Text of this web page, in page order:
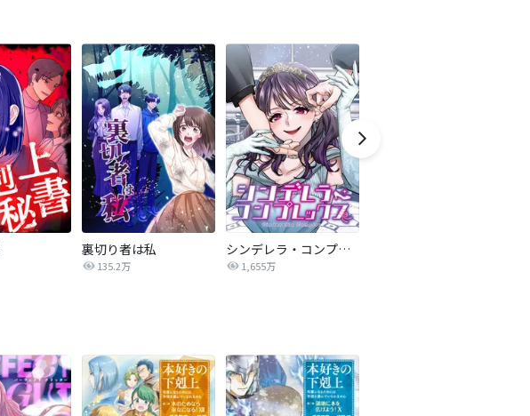
裏切り者は私
135.2万
シンデレラ・コンプレックス
1,655万